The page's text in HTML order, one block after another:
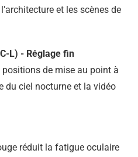
et les scènes de
L) - Réglage fin
de mise au point à
du ciel nocturne et la vidéo
réduit la fatigue oculaire